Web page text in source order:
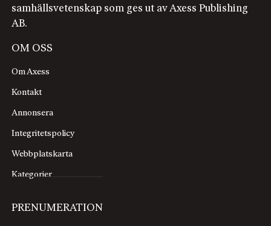
samhällsvetenskap som ges ut av Axess Publishing
AB.
OM OSS
Om Axess
Kontakt
Annonsera
Integritetspolicy
Webbplatskarta
Kategorier
PRENUMERATION